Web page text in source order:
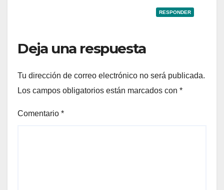
RESPONDER
Deja una respuesta
Tu dirección de correo electrónico no será publicada.
Los campos obligatorios están marcados con *
Comentario *